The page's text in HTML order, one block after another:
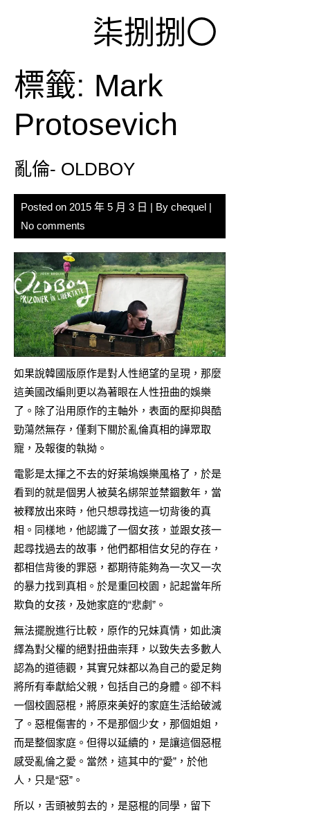
柒捌捌〇
標籤: Mark
Protosevich
亂倫- OLDBOY
Posted on 2015 年 5 月 3 日 | By chequel |
No comments
如果說韓國版原作是對人性絕望的呈現，那麼
這美國改編則更以為著眼在人性扭曲的娛樂
了。除了沿用原作的主軸外，表面的壓抑與酷
勁蕩然無存，僅剩下關於亂倫真相的譁眾取
寵，及報復的執拗。
電影是太揮之不去的好萊塢娛樂風格了，於是
看到的就是個男人被莫名綁架並禁錮數年，當
被釋放出來時，他只想尋找這一切背後的真
相。同樣地，他認識了一個女孩，並跟女孩一
起尋找過去的故事，他們都相信女兒的存在，
都相信背後的罪惡，都期待能夠為一次又一次
的暴力找到真相。於是重回校園，記起當年所
欺負的女孩，及她家庭的“悲劇”。
無法擺脫進行比較，原作的兄妹真情，如此演
繹為對父權的絕對扭曲崇拜，以致失去多數人
認為的道德觀，其實兄妹都以為自己的愛足夠
將所有奉獻給父親，包括自己的身體。卻不料
一個校園惡棍，將原來美好的家庭生活給破滅
了。惡棍傷害的，不是那個少女，那個姐姐，
而是整個家庭。但得以延續的，是讓這個惡棍
感受亂倫之愛。當然，這其中的“愛”，於他
人，只是“惡”。
所以，舌頭被剪去的，是惡棍的同學，留下